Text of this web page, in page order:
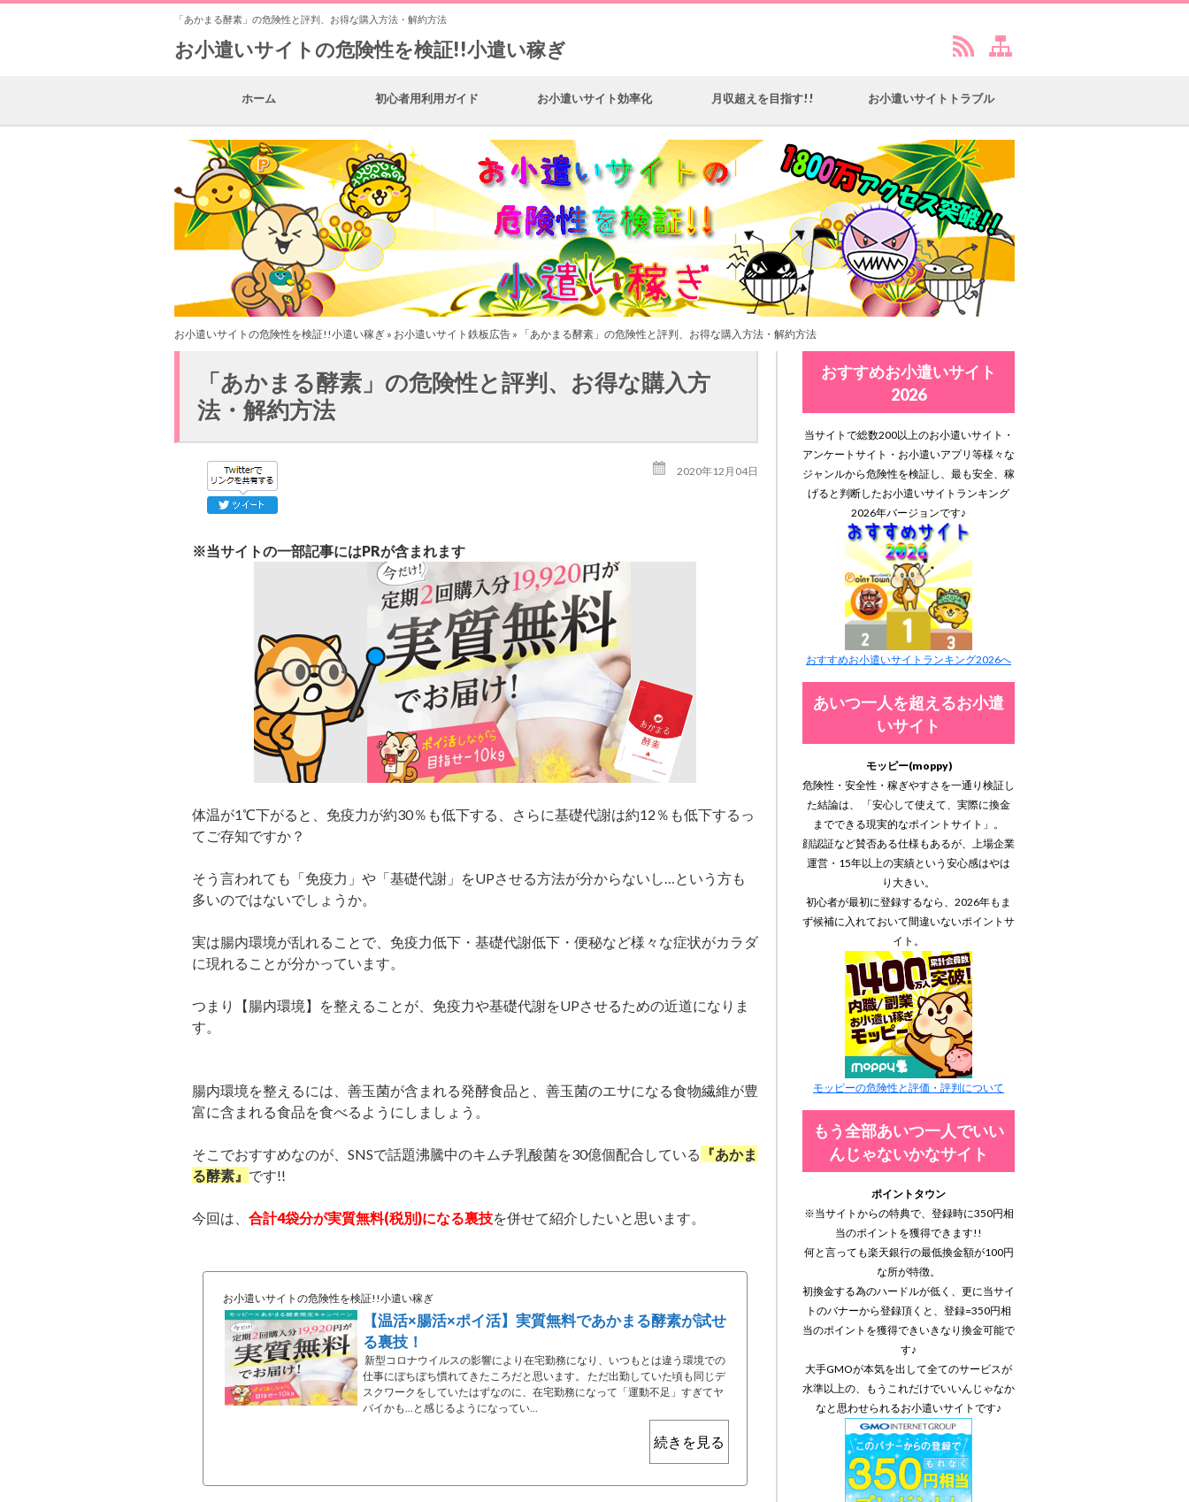
「あかまる酵素」の危険性と評判、お得な購入方法・解約方法
お小遣いサイトの危険性を検証!!小遣い稼ぎ
ホーム 初心者用利用ガイド お小遣いサイト効率化 月収超えを目指す!! お小遣いサイトトラブル
お小遣いサイトの危険性を検証!!小遣い稼ぎ » お小遣いサイト鉄板広告 » 「あかまる酵素」の危険性と評判、お得な購入方法・解約方法
「あかまる酵素」の危険性と評判、お得な購入方
法・解約方法
2020年12月04日
※当サイトの一部記事にはPRが含まれます
体温が1℃下がると、免疫力が約30％も低下する、さらに基礎代謝は約12％も低下するっ
てご存知ですか？
そう言われても「免疫力」や「基礎代謝」をUPさせる方法が分からないし…という方も
多いのではないでしょうか。
実は腸内環境が乱れることで、免疫力低下・基礎代謝低下・便秘など様々な症状がカラダ
に現れることが分かっています。
つまり【腸内環境】を整えることが、免疫力や基礎代謝をUPさせるための近道になりま
す。
腸内環境を整えるには、善玉菌が含まれる発酵食品と、善玉菌のエサになる食物繊維が豊
富に含まれる食品を食べるようにしましょう。
そこでおすすめなのが、SNSで話題沸騰中のキムチ乳酸菌を30億個配合している 『あかま
る酵素』 です!!
今回は、 合計4袋分が実質無料(税別)になる裏技を併せて紹介したいと思います。
お小遣いサイトの危険性を検証!!小遣い稼ぎ
【温活×腸活×ポイ活】実質無料であかまる酵素が試せ
る裏技！
新型コロナウイルスの影響により在宅勤務になり、いつもとは違う環境での
仕事にぼちぼち慣れてきたころだと思います。 ただ出勤していた頃も同じデ
スクワークをしていたはずなのに、在宅勤務になって「運動不足」すぎてヤ
バイかも…と感じるようになってい...
続きを見る
おすすめお小遣いサイト
2026
当サイトで総数200以上のお小遣いサイト・
アンケートサイト・お小遣いアプリ等様々な
ジャンルから危険性を検証し、最も安全、稼
げると判断したお小遣いサイトランキング
2026年バージョンです♪
おすすめお小遣いサイトランキング2026へ
あいつ一人を超えるお小遣
いサイト
モッピー(moppy)
危険性・安全性・稼ぎやすさを一通り検証し
た結論は、 「安心して使えて、実際に換金
までできる現実的なポイントサイト」。
顔認証など賛否ある仕様もあるが、上場企業
運営・15年以上の実績という安心感はやは
り大きい。
初心者が最初に登録するなら、2026年もま
ず候補に入れておいて間違いないポイントサ
イト。
モッピーの危険性と評価・評判について
もう全部あいつ一人でいい
んじゃないかなサイト
ポイントタウン
※当サイトからの特典で、登録時に350円相
当のポイントを獲得できます!!
何と言っても楽天銀行の最低換金額が100円
な所が特徴。
初換金する為のハードルが低く、更に当サイ
トのバナーから登録頂くと、登録=350円相
当のポイントを獲得できいきなり換金可能で
す♪
大手GMOが本気を出して全てのサービスが
水準以上の、もうこれだけでいいんじゃなか
なと思わせられるお小遣いサイトです♪